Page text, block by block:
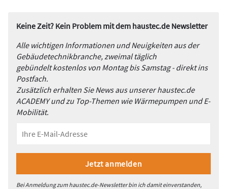
Keine Zeit? Kein Problem mit dem haustec.de Newsletter
Alle wichtigen Informationen und Neuigkeiten aus der
Gebäudetechnikbranche, zweimal täglich
gebündelt kostenlos von Montag bis Samstag - direkt ins
Postfach.
Zusätzlich erhalten Sie News aus unserer haustec.de
ACADEMY und zu Top-Themen wie Wärmepumpen und E-
Mobilität.
Bei Anmeldung zum haustec.de-Newsletter bin ich damit einverstanden,